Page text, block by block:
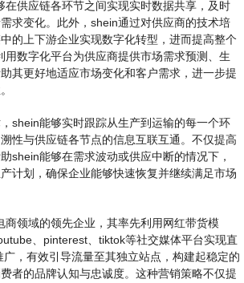
在供应链各环节之间实现实时数据共享，及时
求变化。此外，shein通过对供应商的技术培
的上下游企业实现数字化转型，进而提高整个
用数字化平台为供应商提供市场需求预测、生
其更好地适应市场变化和客户需求，进一步提
shein能够实时跟踪从生产到运输的每一个环
性与供应链各节点的信息互联互通。不仅提高
shein能够在需求波动或供应中断的情况下，
计划，确保企业能够快速恢复并继续满足市场
商领域的领先企业，其率先利用网红带货模
、pinterest、tiktok等社交媒体平台实现直
，有效引导流量至其独立站点，构建起稳定的
者的品牌认知与忠诚度。这种营销策略不仅提